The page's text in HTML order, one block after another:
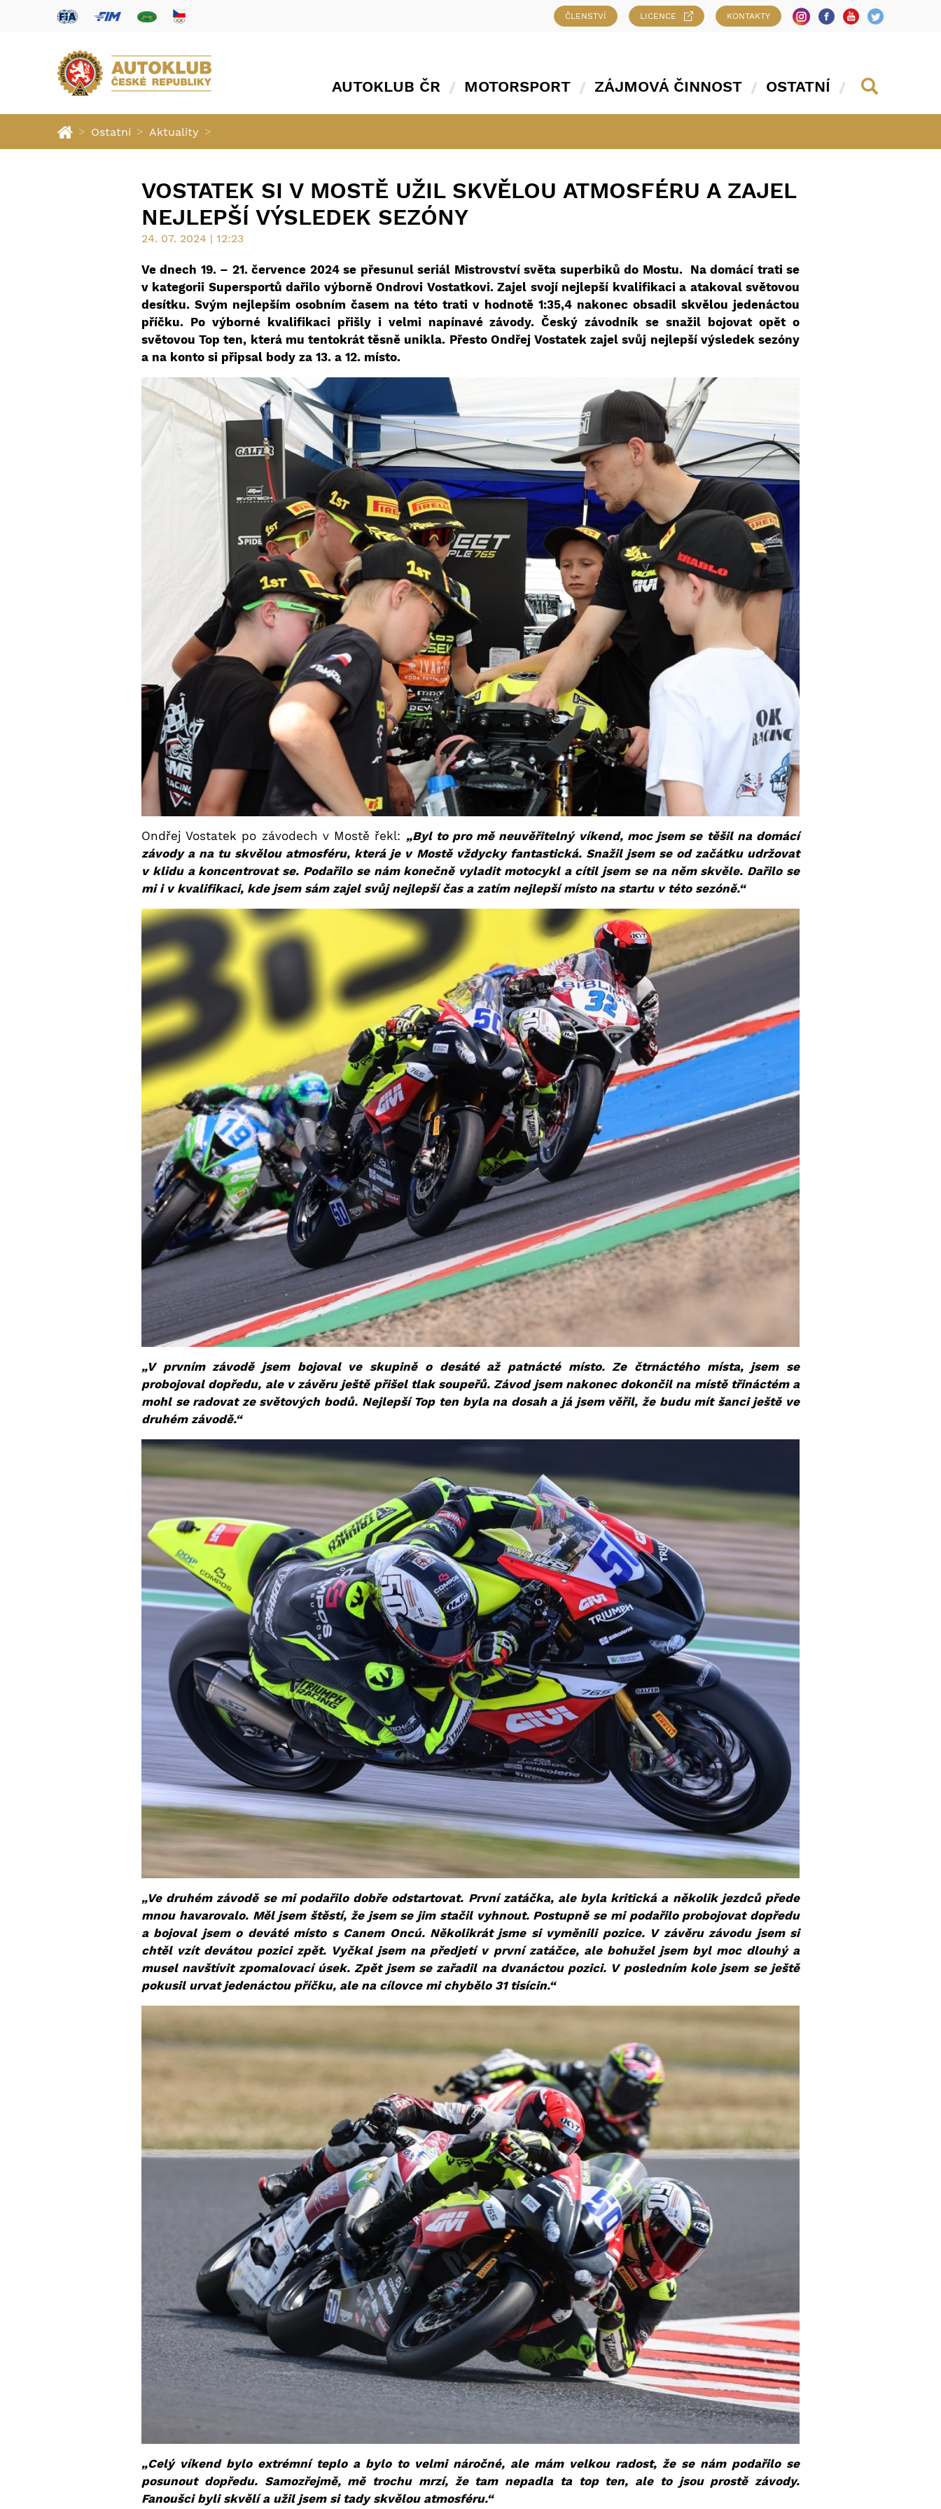
ČLENSTVÍ LICENCE KONTAKTY
AUTOKLUB ČR MOTORSPORT ZÁJMOVÁ ČINNOST OSTATNÍ
> Ostatní > Aktuality >
VOSTATEK SI V MOSTĚ UŽIL SKVĚLOU ATMOSFÉRU A ZAJEL
NEJLEPŠÍ VÝSLEDEK SEZÓNY
24. 07. 2024 | 12:23
Ve dnech 19. – 21. července 2024 se přesunul seriál Mistrovství světa superbiků do Mostu. Na domácí trati se
v kategorii Supersportů dařilo výborně Ondrovi Vostatkovi. Zajel svojí nejlepší kvalifikaci a atakoval světovou
desítku. Svým nejlepším osobním časem na této trati v hodnotě 1:35,4 nakonec obsadil skvělou jedenáctou
příčku. Po výborné kvalifikaci přišly i velmi napínavé závody. Český závodník se snažil bojovat opět o
světovou Top ten, která mu tentokrát těsně unikla. Přesto Ondřej Vostatek zajel svůj nejlepší výsledek sezóny
a na konto si připsal body za 13. a 12. místo.
Ondřej Vostatek po závodech v Mostě řekl: „Byl to pro mě neuvěřitelný víkend, moc jsem se těšil na domácí
závody a na tu skvělou atmosféru, která je v Mostě vždycky fantastická. Snažil jsem se od začátku udržovat
v klidu a koncentrovat se. Podařilo se nám konečně vyladit motocykl a cítil jsem se na něm skvěle. Dařilo se
mi i v kvalifikaci, kde jsem sám zajel svůj nejlepší čas a zatím nejlepší místo na startu v této sezóně.“
„V prvním závodě jsem bojoval ve skupině o desáté až patnácté místo. Ze čtrnáctého místa, jsem se
probojoval dopředu, ale v závěru ještě přišel tlak soupeřů. Závod jsem nakonec dokončil na místě třináctém a
mohl se radovat ze světových bodů. Nejlepší Top ten byla na dosah a já jsem věřil, že budu mít šanci ještě ve
druhém závodě.“
„Ve druhém závodě se mi podařilo dobře odstartovat. První zatáčka, ale byla kritická a několik jezdců přede
mnou havarovalo. Měl jsem štěstí, že jsem se jim stačil vyhnout. Postupně se mi podařilo probojovat dopředu
a bojoval jsem o deváté místo s Canem Oncú. Několikrát jsme si vyměnili pozice. V závěru závodu jsem si
chtěl vzít devátou pozici zpět. Vyčkal jsem na předjetí v první zatáčce, ale bohužel jsem byl moc dlouhý a
musel navštívit zpomalovací úsek. Zpět jsem se zařadil na dvanáctou pozici. V posledním kole jsem se ještě
pokusil urvat jedenáctou příčku, ale na cílovce mi chybělo 31 tisícin.“
„Celý víkend bylo extrémní teplo a bylo to velmi náročné, ale mám velkou radost, že se nám podařilo se
posunout dopředu. Samozřejmě, mě trochu mrzí, že tam nepadla ta top ten, ale to jsou prostě závody.
Fanoušci byli skvělí a užil jsem si tady skvělou atmosféru.“